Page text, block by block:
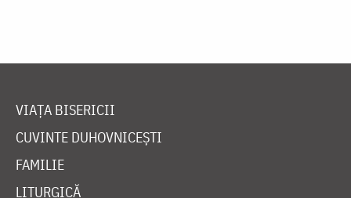
VIAȚA BISERICII
CUVINTE DUHOVNICEȘTI
FAMILIE
LITURGICĂ